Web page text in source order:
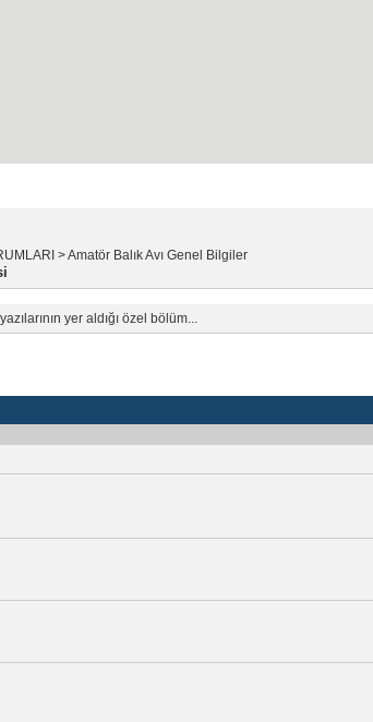
>Amatör Balık Avı Genel Bilgiler
yer aldığı özel bölüm...